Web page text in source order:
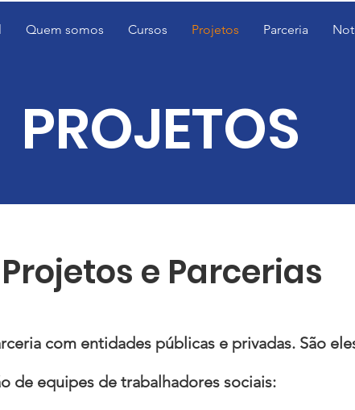
Quem somos Cursos Projetos Parceria
PROJETOS
Projetos e Parcerias
com entidades públicas e privadas. São
de equipes de trabalhadores sociais: